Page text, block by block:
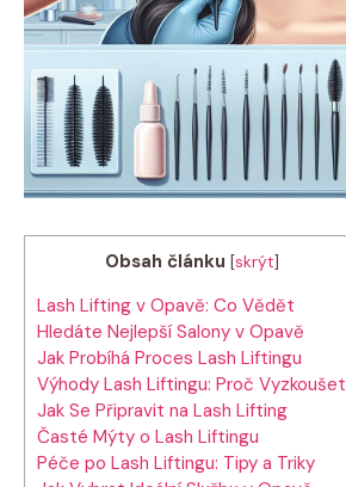
Obsah článku [skrýt]
Lash Lifting v Opavě: Co Vědět
Hledáte Nejlepší Salony v Opavě
Jak Probíhá Proces Lash Liftingu
Výhody Lash Liftingu: Proč Vyzkoušet
Jak Se Připravit na Lash Lifting
Časté Mýty o Lash Liftingu
Péče po Lash Liftingu: Tipy a Triky